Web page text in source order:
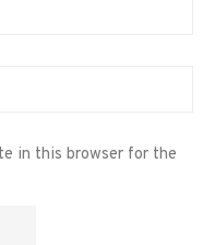
in this browser for the